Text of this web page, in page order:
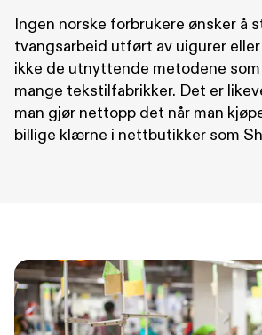
Ingen norske forbrukere ønsker å
tvangsarbeid utført av uigurer
ikke de utnyttende metodene
mange tekstilfabrikker. Det er
man gjør nettopp det når man
billige klærne i nettbutikker som